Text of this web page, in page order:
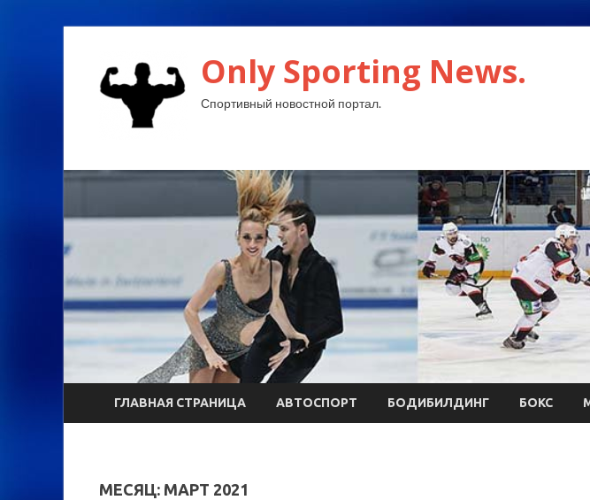
Only Sporting News.
Спортивный новостной портал.
ГЛАВНАЯ СТРАНИЦА АВТОСПОРТ БОДИБИЛДИНГ БОКС
МЕСЯЦ: МАРТ 2021